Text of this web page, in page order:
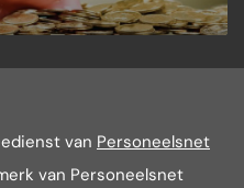
van Personeelsnet
van Personeelsnet